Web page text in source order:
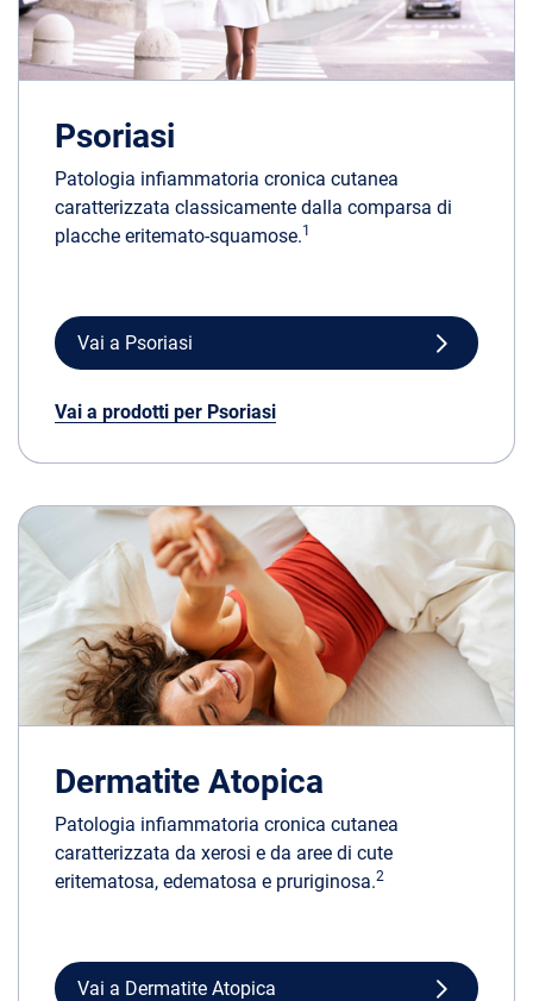
Psoriasi
Patologia infiammatoria cronica cutanea
caratterizzata classicamente dalla comparsa di
placche eritemato-squamose.1
Vai a Psoriasi
Vai a prodotti per Psoriasi
Dermatite Atopica
Patologia infiammatoria cronica cutanea
caratterizzata da xerosi e da aree di cute
eritematosa, edematosa e pruriginosa.2
Vai a Dermatite Atopica